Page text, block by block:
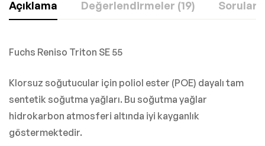
Açıklama Değerlendirmeler (19) Sorular
Fuchs Reniso Triton SE 55
Klorsuz soğutucular için poliol ester (POE) dayalı tam
sentetik soğutma yağları. Bu soğutma yağlar
hidrokarbon atmosferi altında iyi kayganlık
göstermektedir.